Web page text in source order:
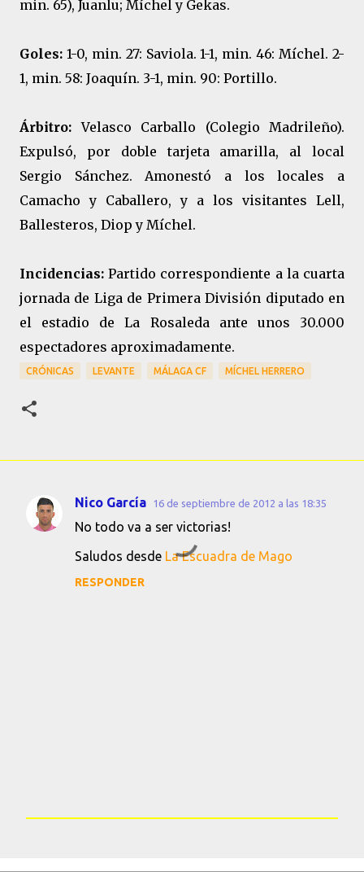
min. 65), Juanlu; Míchel y Gekas.
Goles: 1-0, min. 27: Saviola. 1-1, min. 46: Míchel. 2-
1, min. 58: Joaquín. 3-1, min. 90: Portillo.
Árbitro: Velasco Carballo (Colegio Madrileño).
Expulsó, por doble tarjeta amarilla, al local
Sergio Sánchez. Amonestó a los locales a
Camacho y Caballero, y a los visitantes Lell,
Ballesteros, Diop y Míchel.
Incidencias: Partido correspondiente a la cuarta
jornada de Liga de Primera División diputado en
el estadio de La Rosaleda ante unos 30.000
espectadores aproximadamente.
CRÓNICAS LEVANTE MÁLAGA CF MÍCHEL HERRERO
Nico García 16 de septiembre de 2012 a las 18:35
No todo va a ser victorias!
Saludos desde La Escuadra de Mago
RESPONDER